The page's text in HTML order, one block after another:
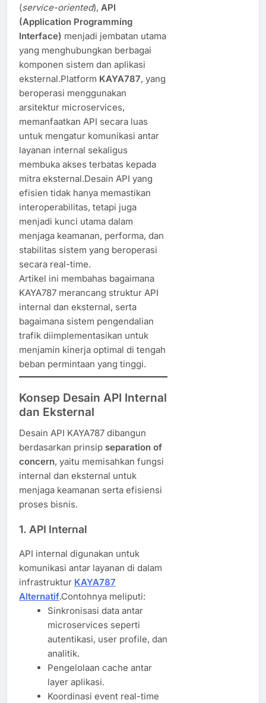
(service-oriented), API
(Application Programming
Interface) menjadi jembatan utama
yang menghubungkan berbagai
komponen sistem dan aplikasi
eksternal.Platform KAYA787, yang
beroperasi menggunakan
arsitektur microservices,
memanfaatkan API secara luas
untuk mengatur komunikasi antar
layanan internal sekaligus
membuka akses terbatas kepada
mitra eksternal.Desain API yang
efisien tidak hanya memastikan
interoperabilitas, tetapi juga
menjadi kunci utama dalam
menjaga keamanan, performa, dan
stabilitas sistem yang beroperasi
secara real-time.
Artikel ini membahas bagaimana
KAYA787 merancang struktur API
internal dan eksternal, serta
bagaimana sistem pengendalian
trafik diimplementasikan untuk
menjamin kinerja optimal di tengah
beban permintaan yang tinggi.
Konsep Desain API Internal
dan Eksternal
Desain API KAYA787 dibangun
berdasarkan prinsip separation of
concern, yaitu memisahkan fungsi
internal dan eksternal untuk
menjaga keamanan serta efisiensi
proses bisnis.
1. API Internal
API internal digunakan untuk
komunikasi antar layanan di dalam
infrastruktur KAYA787
Alternatif.Contohnya meliputi:
Sinkronisasi data antar
microservices seperti
autentikasi, user profile, dan
analitik.
Pengelolaan cache antar
layer aplikasi.
Koordinasi event real-time